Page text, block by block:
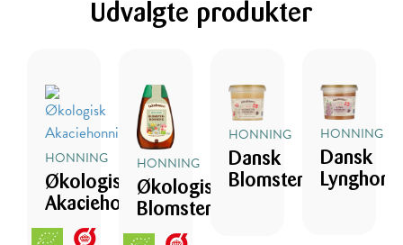
Udvalgte produkter
HONNING
Økologisk
Akaciehonning
HONNING
Økologisk
Blomsterhonning
HONNING
Dansk
Blomsterhonning
HONNING
Dansk